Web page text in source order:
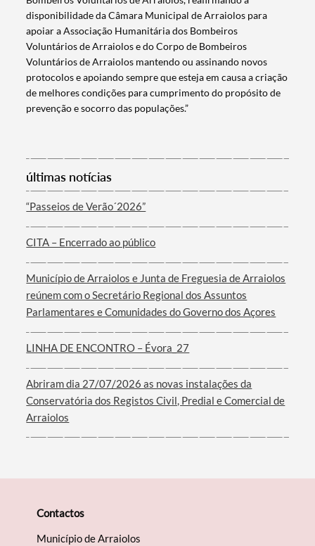
Categorias gerais
Filtros
disponibilidade da Câmara Municipal de Arraiolos para
apoiar a Associação Humanitária dos Bombeiros
Voluntários de Arraiolos e do Corpo de Bombeiros
Voluntários de Arraiolos mantendo ou assinando novos
protocolos e apoiando sempre que esteja em causa a criação
de melhores condições para cumprimento do propósito de
prevenção e socorro das populações.”
últimas notícias
“Passeios de Verão´2026”
CITA – Encerrado ao público
Município de Arraiolos e Junta de Freguesia de Arraiolos
reúnem com o Secretário Regional dos Assuntos
Parlamentares e Comunidades do Governo dos Açores
LINHA DE ENCONTRO – Évora_27
Abriram dia 27/07/2026 as novas instalações da
Conservatória dos Registos Civil, Predial e Comercial de
Arraiolos
Contactos
Município de Arraiolos